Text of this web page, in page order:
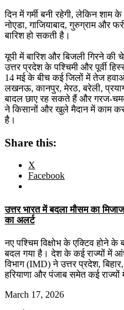
दिन में गर्मी बनी रहेगी, लेकिन शाम
नोएडा, गाजियाबाद, गुरुग्राम और
बारिश हो सकती है।
यूपी में बारिश और बिजली गिरने की
उत्तर प्रदेश के पश्चिमी और पूर्वी
14 मई के बीच कई जिलों में तेज
लखनऊ, कानपुर, मेरठ, बरेली,
बादल छाए रह सकते हैं और गरज-
ने किसानों और खुले मैदान में काम
है।
Share this:
X
Facebook
उत्तर भारत में बदला मौसम का
का अलर्ट
नए पश्चिम विक्षोभ के एक्टिव होने के
बदल गया है। देश के कई राज्यों में
विभाग (IMD) ने उत्तर प्रदेश,
हरियाणा और पंजाब समेत कई राज्यों
March 17, 2026